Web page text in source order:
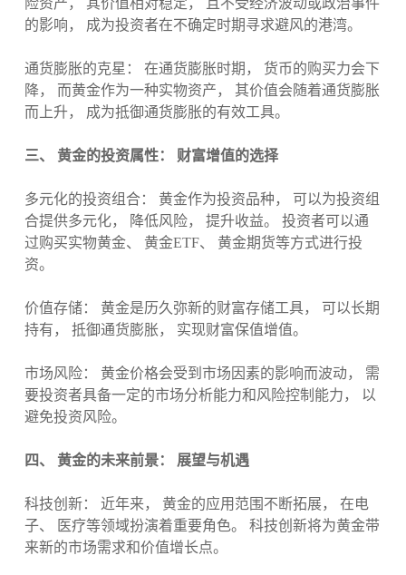
险资产， 其价值相对稳定， 且不受经济波动或政治事件
的影响， 成为投资者在不确定时期寻求避风的港湾。
通货膨胀的克星： 在通货膨胀时期， 货币的购买力会下
降， 而黄金作为一种实物资产， 其价值会随着通货膨胀
而上升， 成为抵御通货膨胀的有效工具。
三、 黄金的投资属性： 财富增值的选择
多元化的投资组合： 黄金作为投资品种， 可以为投资组
合提供多元化， 降低风险， 提升收益。 投资者可以通
过购买实物黄金、 黄金ETF、 黄金期货等方式进行投
资。
价值存储： 黄金是历久弥新的财富存储工具， 可以长期
持有， 抵御通货膨胀， 实现财富保值增值。
市场风险： 黄金价格会受到市场因素的影响而波动， 需
要投资者具备一定的市场分析能力和风险控制能力， 以
避免投资风险。
四、 黄金的未来前景： 展望与机遇
科技创新： 近年来， 黄金的应用范围不断拓展， 在电
子、 医疗等领域扮演着重要角色。 科技创新将为黄金带
来新的市场需求和价值增长点。